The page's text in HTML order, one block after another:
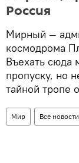
Россия
Мирный —
космодрома
Въехать сюда
пропуску, но
тайной тропе
Мир Все новости